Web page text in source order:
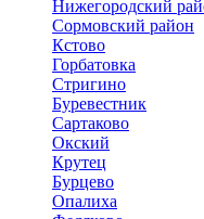
Нижегородский
Сормовский район
Кстово
Горбатовка
Стригино
Буревестник
Сартаково
Окский
Крутец
Бурцево
Опалиха